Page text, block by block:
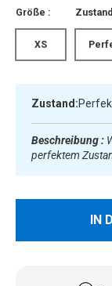
Größe :
XS
Zustand:
Beschreibung :
perfektem
IN